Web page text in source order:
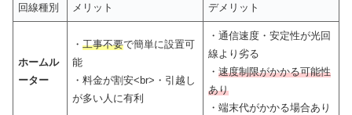
回線種別 メリット デメリット
ホームル
ーター
・工事不要で簡単に設置可
能
・料金が割安<br>・引越し
が多い人に有利
・通信速度・安定性が光回
線より劣る
・速度制限がかかる可能性
あり
・端末代がかかる場合あり